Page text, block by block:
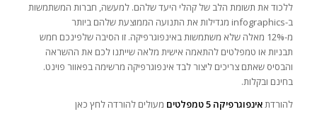
ללכוד את תשומת הלב של קהלי היעד שלהם. למעשה, חברות המשתמשות
ב-infographics מגדילות את התנועה הממוצעת שלהם ביותר
מ-12% מאלה שלא משתמשות באינפוגרפיקה. זו הסיבה שלפינכם חמש
תבניות או טמפלטים להתאמה אישית מלאה שייתנו לכם את ההשראה
והבסיס שאתם צריכים ליצור לבד אינפוגרפיקה מרשימה בפאוור פוינט.
בחינם ובקלות.
להורדתאינפוגרפיקה 5 טמפלטים מעולים להורדה לחץ כאן